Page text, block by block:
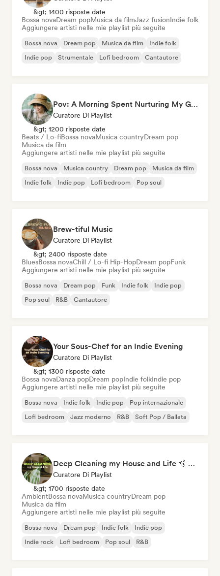
&gt; 1400 risposte date
Bossa novaDream popMusica da filmJazz fusionIndie folk
Aggiungere artisti nelle mie playlist più seguite
Bossa nova Dream pop Musica da film
Indie folk
Indie pop
Strumentale Lofi bedroom Cantautore
Pov: A Morning Spent Nurturing My Garden
Curatore Di Playlist
&gt; 1200 risposte date
Beats / Lo-fiBossa novaMusica countryDream pop
Musica da film
Aggiungere artisti nelle mie playlist più seguite
Bossa nova Musica country Dream pop
Musica da film
Indie folk
Indie pop Lofi bedroom Pop soul
Brew-tiful Music
Curatore Di Playlist
&gt; 2400 risposte date
BluesBossa novaChill / Lo-fi Hip-HopDream popFunk
Aggiungere artisti nelle mie playlist più seguite
Bossa nova Dream pop Funk Indie folk
Indie pop
Pop soul
R&B Cantautore
Your Sous-Chef for an Indie Evening
Curatore Di Playlist
&gt; 1300 risposte date
Bossa novaDanza popDream popIndie folkIndie pop
Aggiungere artisti nelle mie playlist più seguite
Bossa nova Indie folk Indie pop
Pop internazionale
Lofi bedroom
Jazz moderno R&B Soft Pop / Ballata
Deep Cleaning my House and Life 🫧 Bedroom Pop & Indie Pop
Curatore Di Playlist
&gt; 1700 risposte date
AmbientBossa novaMusica countryDream pop
Musica da film
Aggiungere artisti nelle mie playlist più seguite
Bossa nova Dream pop Indie folk
Indie pop
Indie rock
Lofi bedroom Pop soul R&B